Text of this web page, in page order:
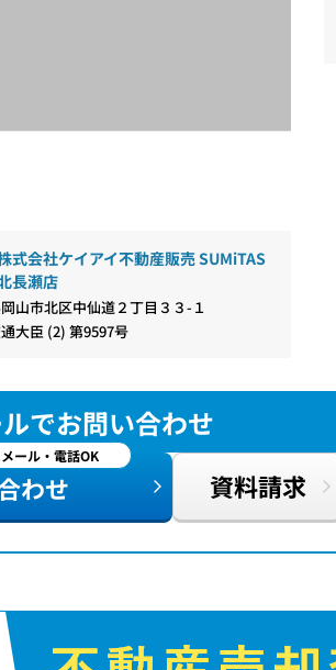
式会社ケイアイ不動産販売 SUMiTAS
長瀬店
山市北区中仙道２丁目３３-１
大臣 (2) 第9597号
でお問い合わせ
ール・電話OK
わせ 資料請求